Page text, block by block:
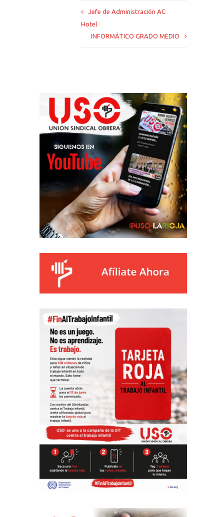
Jefe de Administración AC
Hotel
INFORMÁTICO GRADO MEDIO